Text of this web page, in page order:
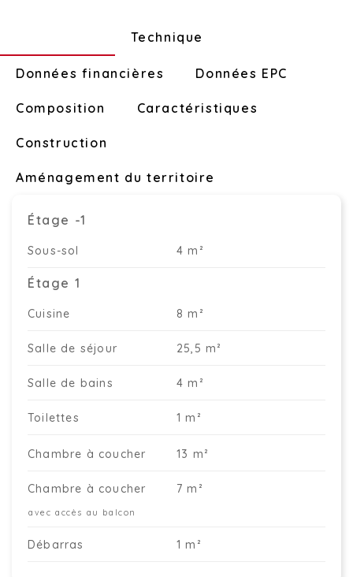
Technique
Données financières Données EPC
Composition Caractéristiques
Construction
Aménagement du territoire
Étage -1
Sous-sol 4 m²
Étage 1
Cuisine 8 m²
Salle de séjour 25,5 m²
Salle de bains 4 m²
Toilettes 1 m²
Chambre à coucher 13 m²
Chambre à coucher 7 m²
avec accès au balcon
Débarras 1 m²